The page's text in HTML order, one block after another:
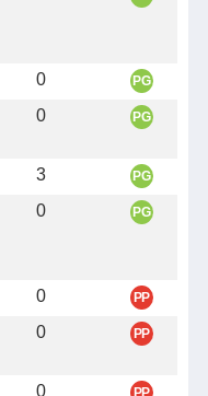
0 PG
0 PG
3 PG
0 PG
0 PP
0 PP
0 PP